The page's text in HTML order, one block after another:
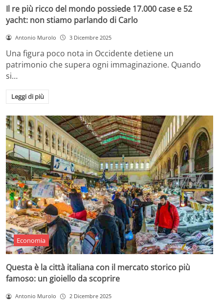
Il re più ricco del mondo possiede 17.000 case e 52
yacht: non stiamo parlando di Carlo
Antonio Murolo 3 Dicembre 2025
Una figura poco nota in Occidente detiene un
patrimonio che supera ogni immaginazione. Quando
si…
Leggi di più
Economia
Questa è la città italiana con il mercato storico più
famoso: un gioiello da scoprire
Antonio Murolo 2 Dicembre 2025